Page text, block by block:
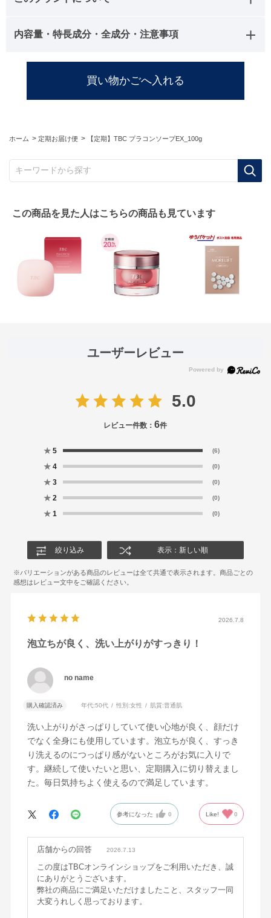
内容量・特長成分・全成分・注意事項
ホーム > 定期お届け便 > 【定期】TBC プラコンソープEX_100g
キーワードから探す
この商品を見た人はこちらの商品も見ています
ユーザーレビュー
5.0
レビュー件数：6件
★ 5 (6)
★ 4 (0)
★ 3 (0)
★ 2 (0)
★ 1 (0)
絞り込み 表示：新しい順
2026.7.8
泡立ちが良く、洗い上がりがすっきり！
no name
購入確認済み 年代:50代 性別:女性 肌質:普通肌
洗い上がりがさっぱりしていて使い心地が良く、顔だけ
でなく全身にも使用しています。泡立ちが良く、すっき
り洗えるのにつっぱり感がないところがお気に入りで
す。継続して使いたいと思い、定期購入に切り替えまし
た。毎日気持ちよく使えるので満足しています。
参考になった 0 Like! 0
店舗からの回答 2026.7.13
この度はTBCオンラインショップをご利用いただき、誠
にありがとうございます。
弊社の商品にご満足いただけましたこと、スタッフ一同
大変うれしく思っております。